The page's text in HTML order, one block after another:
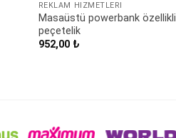
REKLAM HIZMETLERI
Masaüstü powerbank özellikli
peçetelik
952,00 ₺